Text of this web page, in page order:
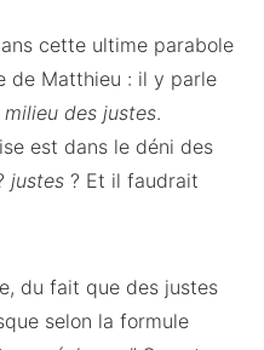
cette ultime parabole
de Matthieu : il y parle
des justes.
est dans le déni des
justes ? Et il faudrait
du fait que des justes
selon la formule